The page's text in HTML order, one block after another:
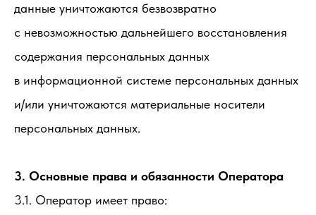
данные уничтожаются безвозвратно
с невозможностью дальнейшего восстановления
содержания персональных данных
в информационной системе персональных данных
и/или уничтожаются материальные носители
персональных данных.
3. Основные права и обязанности Оператора
3.1. Оператор имеет право: